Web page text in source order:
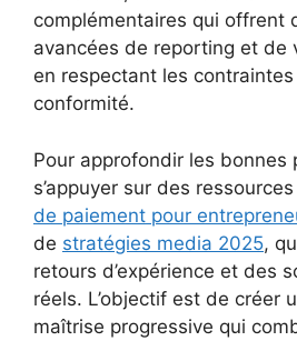
complémentaires qui offrent
avancées de reporting et de
en respectant les
conformité.
Pour approfondir les bonnes
s’appuyer sur des
de paiement pour
de stratégies media 2025,
retours d’expérience et des
réels. L’objectif est de créer
maîtrise progressive qui